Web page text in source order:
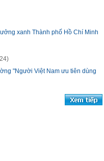
xanh Thành phố Hồ Chí Minh
"Người Việt Nam ưu tiên dùng